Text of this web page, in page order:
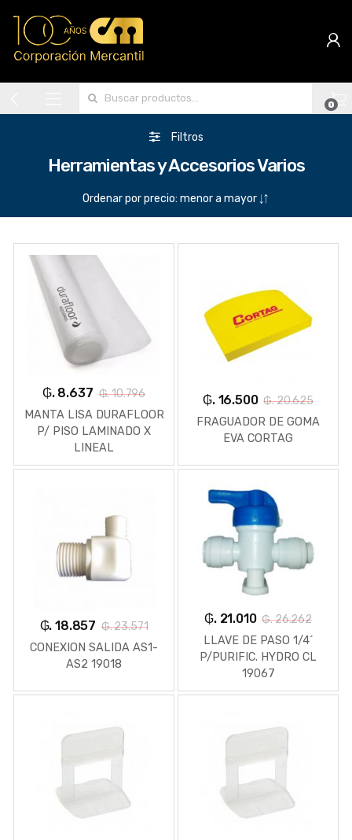
0
Filtros
Herramientas y Accesorios Varios
₲. 8.637 ₲. 10.796
MANTA LISA DURAFLOOR
P/ PISO LAMINADO X
LINEAL
₲. 16.500 ₲. 20.625
FRAGUADOR DE GOMA
EVA CORTAG
₲. 18.857 ₲. 23.571
CONEXION SALIDA AS1-
AS2 19018
₲. 21.010 ₲. 26.262
LLAVE DE PASO 1/4´
P/PURIFIC. HYDRO CL
19067